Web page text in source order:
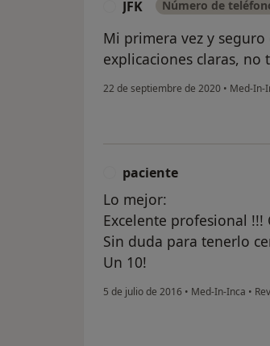
JFK Número de
Mi primera vez y
explicaciones claras,
22 de septiembre de 2020 • Med-In-
paciente
Lo mejor:
Excelente profesional
Sin duda para tenerlo
Un 10!
5 de julio de 2016 • Med-In-Inca •